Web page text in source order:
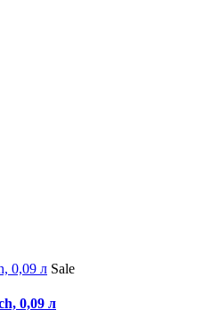
Sale
0,09 л